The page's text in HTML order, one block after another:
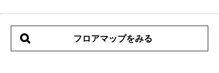
フロアマップをみる